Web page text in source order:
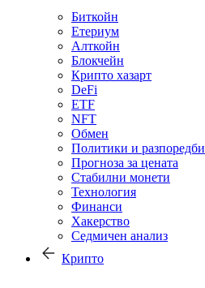
Биткойн
Етериум
Алткойн
Блокчейн
Крипто хазарт
DeFi
ETF
NFT
Обмен
Политики и разпоредби
Прогноза за цената
Стабилни монети
Технология
Финанси
Хакерство
Седмичен анализ
Крипто